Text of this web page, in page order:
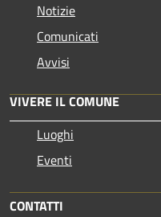
Notizie
Comunicati
Avvisi
VIVERE IL COMUNE
Luoghi
Eventi
CONTATTI